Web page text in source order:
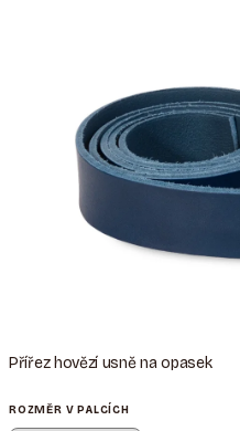
Přířez hovězí usně na opasek
ROZMĚR V PALCÍCH